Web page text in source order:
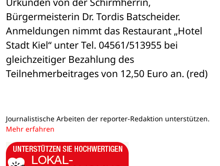
Bürgermeisterin Dr. Tordis Batscheider.
Anmeldungen nimmt das Restaurant „Hotel
Stadt Kiel“ unter Tel. 04561/513955 bei
gleichzeitiger Bezahlung des
Teilnehmerbeitrages von 12,50 Euro an. (red)
Journalistische Arbeiten der reporter-Redaktion unterstützen.
Mehr erfahren